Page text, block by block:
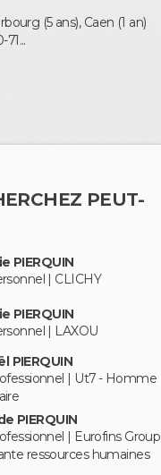
(5 ans), Caen (1 an)
PEUT-
PIERQUIN
| CLICHY
PIERQUIN
| LAXOU
PIERQUIN
| Ut7 - Homme
PIERQUIN
| Eurofins Group
ressources humaines